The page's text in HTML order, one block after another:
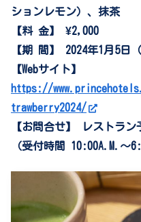
ションレモン）、抹茶
【料 金】 ¥2,000
【期 間】 2024年1月5日
【Webサイト】
https://
trawberry2024/
【お問合せ】 レストラ
（受付時間 10:00A.M.～